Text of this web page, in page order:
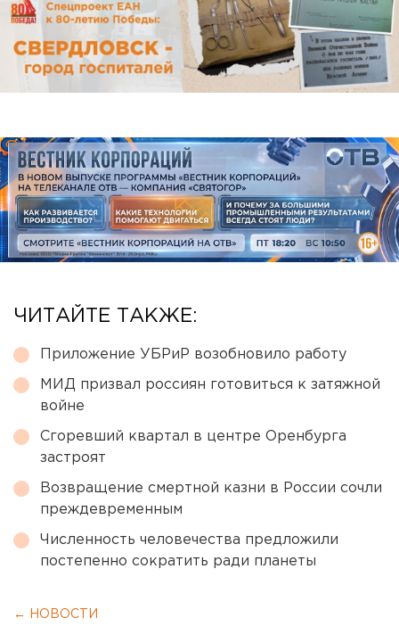
ЧИТАЙТЕ ТАКЖЕ:
Приложение УБРиР возобновило работу
МИД призвал россиян готовиться к затяжной
войне
Сгоревший квартал в центре Оренбурга
застроят
Возвращение смертной казни в России сочли
преждевременным
Численность человечества предложили
постепенно сократить ради планеты
← НОВОСТИ